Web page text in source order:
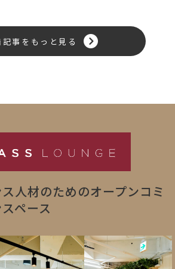
記事をもっと見る
人材のためのオープンコミ
ペース